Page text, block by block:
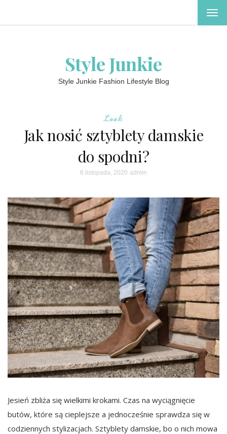
Style Junkie
Style Junkie Fashion Lifestyle Blog
Look
Jak nosić sztyblety damskie
do spodni?
6 listopada, 2020 admin
Jesień zbliża się wielkimi krokami. Czas na wyciągnięcie
butów, które są cieplejsze a jednocześnie sprawdza się w
codziennych stylizacjach. Sztyblety damskie, bo o nich mowa